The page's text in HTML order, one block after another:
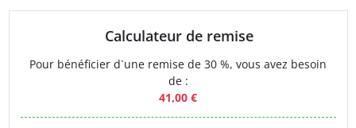
Calculateur de remise
Pour bénéficier d`une remise de 30 %, vous avez besoin
de :
41,00 €